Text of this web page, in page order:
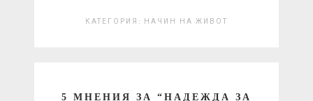
КАТЕГОРИЯ: НАЧИН НА ЖИВОТ
5 МНЕНИЯ ЗА “ НАДЕЖДА ЗА